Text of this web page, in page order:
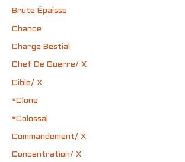
Brute Épaisse
Chance
Charge Bestial
Chef De Guerre/ X
Cible/ X
*Clone
*Colossal
Commandement/ X
Concentration/ X